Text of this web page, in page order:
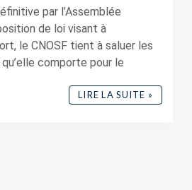
par l’Assemblée
de loi visant à
le CNOSF tient à saluer les
comporte pour le
LIRE LA SUITE »